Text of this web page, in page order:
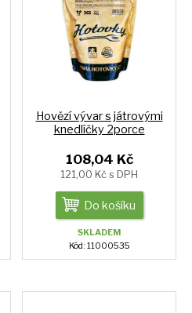
Hovězí vývar s játrovými
knedlíčky 2porce
108,04 Kč
121,00 Kč s DPH
Do košíku
SKLADEM
Kód: 11000535